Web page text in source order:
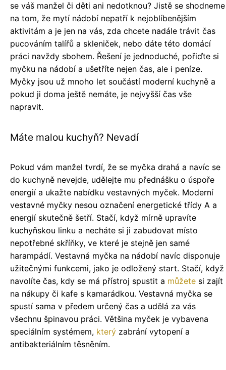
se váš manžel či děti ani nedotknou? Jistě se shodneme
na tom, že mytí nádobí nepatří k nejoblíbenějším
aktivitám a je jen na vás, zda chcete nadále trávit čas
pucováním talířů a skleniček, nebo dáte této domácí
práci navždy sbohem. Řešení je jednoduché, pořiďte si
myčku na nádobí a ušetříte nejen čas, ale i peníze.
Myčky jsou už mnoho let součástí moderní kuchyně a
pokud ji doma ještě nemáte, je nejvyšší čas vše
napravit.
Máte malou kuchyň? Nevadí
Pokud vám manžel tvrdí, že se myčka drahá a navíc se
do kuchyně nevejde, udělejte mu přednášku o úspoře
energií a ukažte nabídku vestavných myček. Moderní
vestavné myčky nesou označení energetické třídy A a
energií skutečně šetří. Stačí, když mírně upravíte
kuchyňskou linku a necháte si ji zabudovat místo
nepotřebné skříňky, ve které je stejně jen samé
harampádí. Vestavná myčka na nádobí navíc disponuje
užitečnými funkcemi, jako je odložený start. Stačí, když
navolíte čas, kdy se má přístroj spustit a můžete si zajít
na nákupy či kafe s kamarádkou. Vestavná myčka se
spustí sama v předem určený čas a udělá za vás
všechnu špinavou práci. Většina myček je vybavena
speciálním systémem, který zabrání vytopení a
antibakteriálním těsněním.